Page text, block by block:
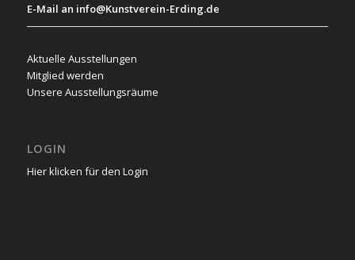
E-Mail an info@Kunstverein-Erding.de
Aktuelle Ausstellungen
Mitglied werden
Unsere Ausstellungsräume
LOGIN
Hier klicken für den Login